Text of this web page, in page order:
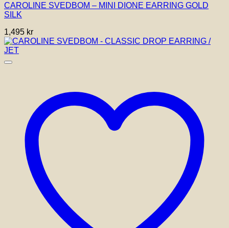
CAROLINE SVEDBOM – MINI DIONE EARRING GOLD
SILK
1,495 kr